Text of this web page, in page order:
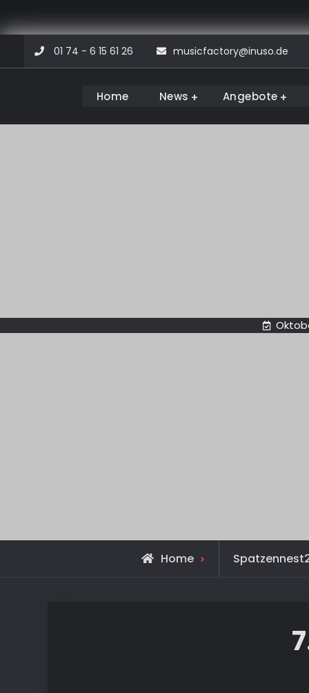
content
01 74 - 6 15 61 26 musicfactory@inuso.de
Musicfactory
Home News Angebote
Home